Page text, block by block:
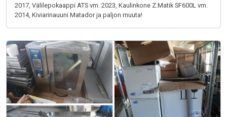
2017, Välilepokaappi ATS vm. 2023, Kaulinkone Z.Matik SF600L vm.
2014, Kiviarinauuni Matador ja paljon muuta!